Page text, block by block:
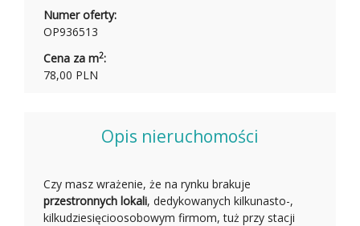
Numer oferty:
OP936513
Cena za m2:
78,00 PLN
Opis nieruchomości
Czy masz wrażenie, że na rynku brakuje
przestronnych lokali, dedykowanych kilkunasto-,
kilkudziesięcioosobowym firmom, tuż przy stacji